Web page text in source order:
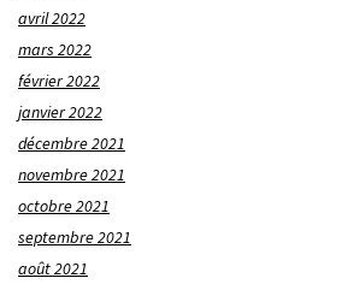
avril 2022
mars 2022
février 2022
janvier 2022
décembre 2021
novembre 2021
octobre 2021
septembre 2021
août 2021